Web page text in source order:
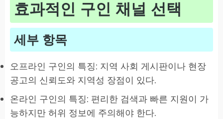
효과적인 구인 채널 선택
세부 항목
오프라인 구인의 특징: 지역 사회 게시판이나 현장
공고의 신뢰도와 지역성 장점이 있다.
온라인 구인의 특징: 편리한 검색과 빠른 지원이 가
능하지만 허위 정보에 주의해야 한다.